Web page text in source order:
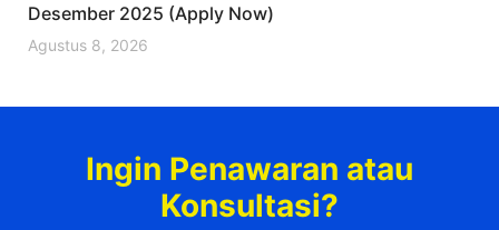
Desember 2025 (Apply Now)
Agustus 8, 2026
Ingin Penawaran atau
Konsultasi?